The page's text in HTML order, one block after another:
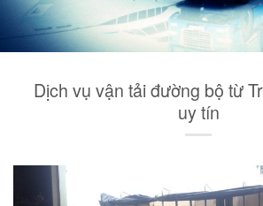
Dịch vụ vận tải đường bộ từ
uy tín